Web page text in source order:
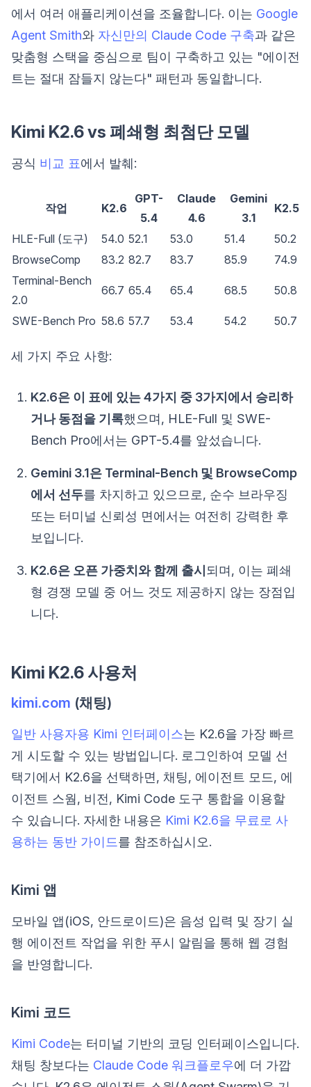
에서 여러 애플리케이션을 조율합니다. 이는 Google
Agent Smith와 자신만의 Claude Code 구축과 같은
맞춤형 스택을 중심으로 팀이 구축하고 있는 "에이전
트는 절대 잠들지 않는다" 패턴과 동일합니다.
Kimi K2.6 vs 폐쇄형 최첨단 모델
공식 비교 표에서 발췌:
작업 K2.6
GPT-
5.4
Claude
4.6
Gemini
3.1
K2.5
HLE-Full (도구) 54.0 52.1 53.0 51.4
50.2
BrowseComp
83.2 82.7 83.7 85.9
74.9
Terminal-Bench
2.0
66.7 65.4 65.4 68.5 50.8
SWE-Bench Pro 58.6 57.7 53.4 54.2 50.7
세 가지 주요 사항:
K2.6은 이 표에 있는 4가지 중 3가지에서 승리하
거나 동점을 기록했으며, HLE-Full 및 SWE-
Bench Pro에서는 GPT-5.4를 앞섰습니다.
Gemini 3.1은 Terminal-Bench 및 BrowseComp
에서 선두를 차지하고 있으므로, 순수 브라우징
또는 터미널 신뢰성 면에서는 여전히 강력한 후
보입니다.
K2.6은 오픈 가중치와 함께 출시 되며, 이는 폐쇄
형 경쟁 모델 중 어느 것도 제공하지 않는 장점입
니다.
Kimi K2.6 사용처
kimi.com (채팅)
일반 사용자용 Kimi 인터페이스는 K2.6을 가장 빠르
게 시도할 수 있는 방법입니다. 로그인하여 모델 선
택기에서 K2.6을 선택하면, 채팅, 에이전트 모드, 에
이전트 스웜, 비전, Kimi Code 도구 통합을 이용할
수 있습니다. 자세한 내용은 Kimi K2.6을 무료로 사
용하는 동반 가이드를 참조하십시오.
Kimi 앱
모바일 앱(iOS, 안드로이드)은 음성 입력 및 장기 실
행 에이전트 작업을 위한 푸시 알림을 통해 웹 경험
을 반영합니다.
Kimi 코드
Kimi Code는 터미널 기반의 코딩 인터페이스입니다.
채팅 창보다는 Claude Code 워크플로우에 더 가깝